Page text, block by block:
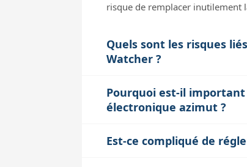
risque de remplacer inutilement
Quels sont les risques
Watcher ?
carte, surtout si on ne respecte
des branchements) et de
Pourquoi est-il
électronique azimut ?
Ces réglages influencent le
Est-ce compliqué de